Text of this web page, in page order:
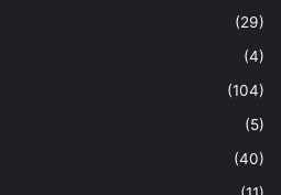
(29)
(4)
(104)
(5)
(40)